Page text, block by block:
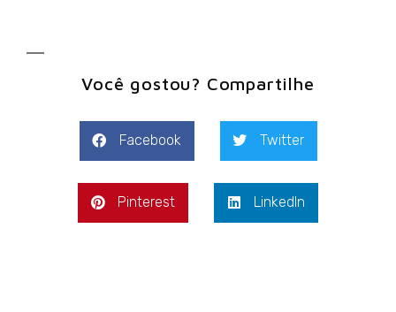
Você gostou? Compartilhe
Facebook Twitter
Pinterest LinkedIn